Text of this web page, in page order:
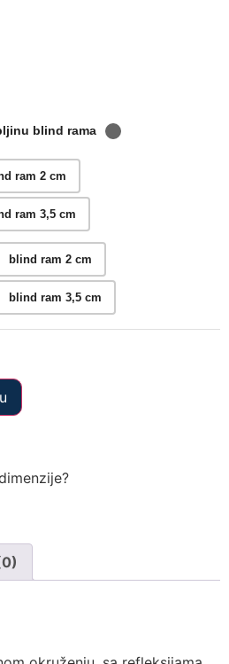
blind rama
ram 2 cm
ram 3,5 cm
blind ram 2 cm
blind ram 3,5 cm